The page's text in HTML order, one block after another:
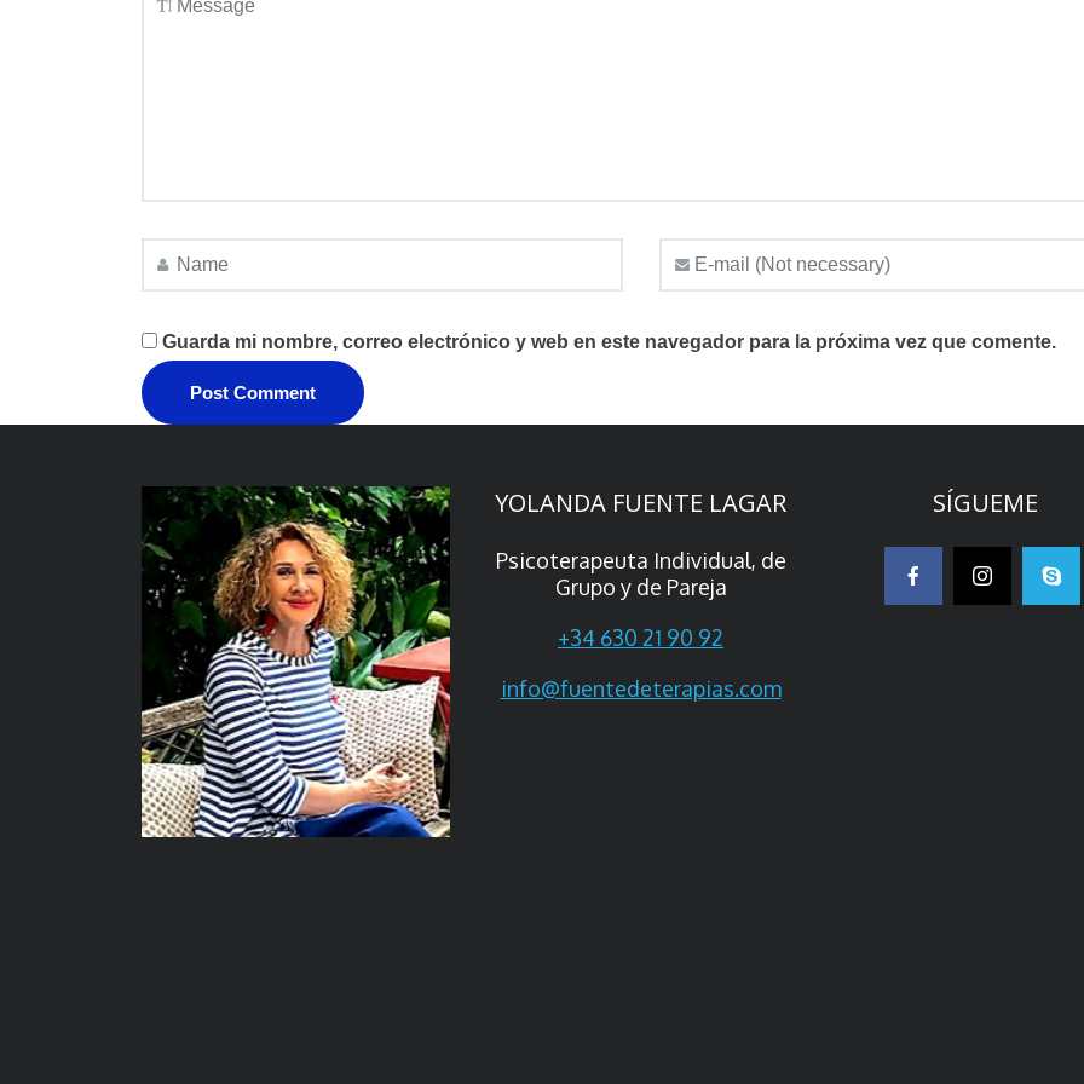
Guarda mi nombre, correo electrónico y web en este navegador para la próxima vez que comente.
YOLANDA FUENTE LAGAR
Psicoterapeuta Individual, de
Grupo y de Pareja
+34 630 21 90 92
info@fuentedeterapias.com
SÍGUEME